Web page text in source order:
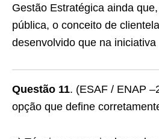
Gestão Estratégica ainda
pública, o conceito de
desenvolvido que na iniciativa
Questão 11. (ESAF / ENAP
opção que define